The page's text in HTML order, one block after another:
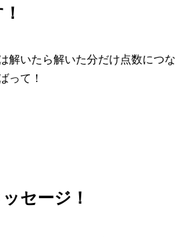
解いたら解いた分だけ点数につな
って！
セージ！